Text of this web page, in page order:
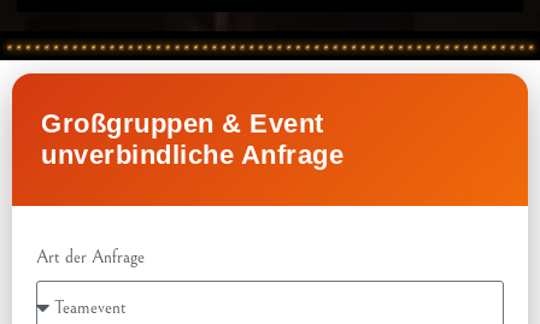
Großgruppen & Event
unverbindliche Anfrage
Art der Anfrage